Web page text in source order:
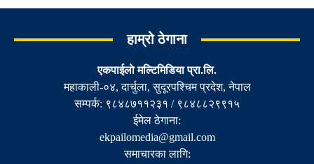
हाम्रो ठेगाना
एकपाईलाे मल्टिमिडिया प्रा.लि.
महाकाली-०४, दार्चुला, सुदूरपश्चिम प्रदेश, नेपाल
सम्पर्क: ९८४८७११२३१ / ९८४८८२९९१५
ईमेल ठेगाना:
ekpailomedia@gmail.com
समाचारका लागि: